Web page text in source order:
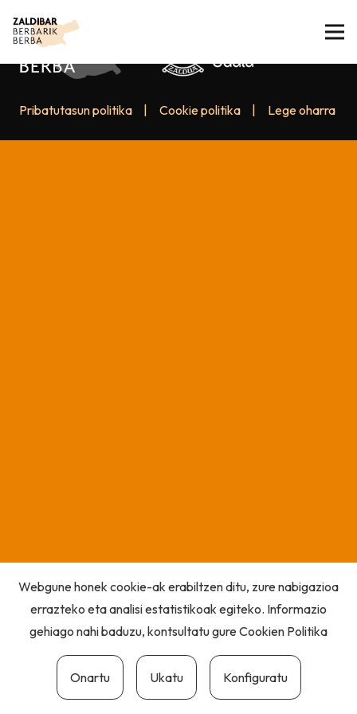
Pribatutasun politika Cookie politika Lege oharra
Webgune honek cookie-ak erabiltzen ditu, zure nabigazioa
errazteko eta analisi estatistikoak egiteko. Informazio
gehiago nahi baduzu, kontsultatu gureCookien Politika
Onartu Ukatu Konfiguratu